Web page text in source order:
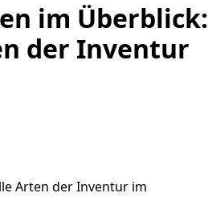
im Überblick:
der Inventur